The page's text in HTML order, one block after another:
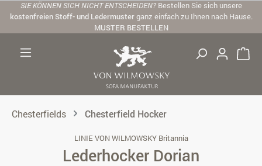
Zum Hauptinhalt springen
SIE KÖNNEN SICH NICHT ENTSCHEIDEN? Bestellen Sie sich unsere
kostenfreien Stoff- und Ledermusterganz einfach zu Ihnen nach Hause.
MUSTER BESTELLEN
Chesterfields Chesterfield Hocker
LINIE VON WILMOWSKY Britannia
Lederhocker Dorian